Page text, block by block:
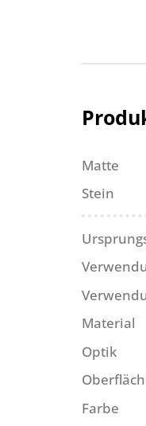
Matte
Stein
Material
Optik
Farbe